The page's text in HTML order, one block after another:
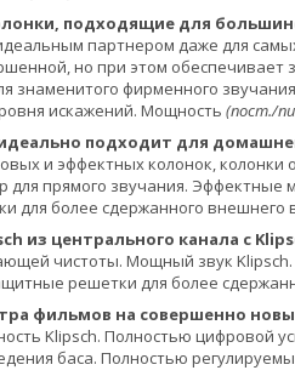
подходящие для
партнером даже для
но при этом
знаменитого фирменного
искажений. Мощность (пост./
подходит для
и эффектных колонок,
прямого звучания.
для более сдержанного внешнего
из центрального канала с
чистоты. Мощный звук
решетки для более
фильмов на совершенно
Klipsch. Полностью цифровой
баса. Полностью